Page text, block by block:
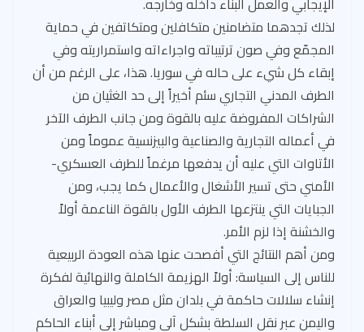
لذلك تجدهما متضامنين متكافلين ومتكاتفين في حماية
المجمّع وفي صون ترتيباته واجراءاته واستمراريته وفي
إبقاء كل شيء على حاله في سوريا. هذا، على الرغم من أن
الطرف المدني التجاري سئم أخيراً إلى حد الغثيان من
الشراكات المفروضة عليه بالقوة ومن جانب الطرف الآخر
في أعماله التجارية والصناعية والبيزنسية عموماً ومن
الأتاوات التي عليه أن يدفعها مرغماً للطرف العسكري-
الأمني حتى تسير الأشغال والأعمال كما يجب، ومن
الجبايات التي ينتزعها الطرف الأول بالقوة الناعمة أولاً
والخشنة إذا لزم الأمر.
ومن أهم النتائج التي أفصحت عنها هذه العودة الربيعية
للناس إلى السياسة: أولاً الهزيمة الكاملة والنهائية لفكرة
إنشاء سلالات حاكمة في بلدان مثل مصر وليبيا والعراق
واليمن عبر نقل السلطة بشكل آلي ومباشر إلى أبناء الحاكم